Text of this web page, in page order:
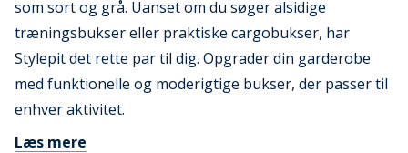
som sort og grå. Uanset om du søger alsidige
træningsbukser eller praktiske cargobukser, har
Stylepit det rette par til dig. Opgrader din garderobe
med funktionelle og moderigtige bukser, der passer til
enhver aktivitet.
Læs mere